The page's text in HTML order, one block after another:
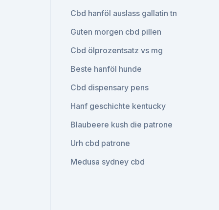
Cbd hanföl auslass gallatin tn
Guten morgen cbd pillen
Cbd ölprozentsatz vs mg
Beste hanföl hunde
Cbd dispensary pens
Hanf geschichte kentucky
Blaubeere kush die patrone
Urh cbd patrone
Medusa sydney cbd